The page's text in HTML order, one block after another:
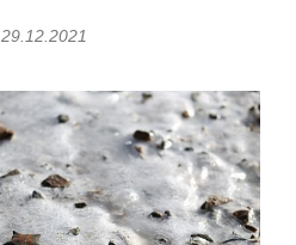
29.12.2021